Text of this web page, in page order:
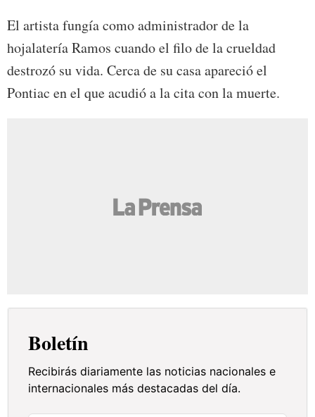
El artista fungía como administrador de la
hojalatería Ramos cuando el filo de la crueldad
destrozó su vida. Cerca de su casa apareció el
Pontiac en el que acudió a la cita con la muerte.
Boletín
Recibirás diariamente las noticias nacionales e
internacionales más destacadas del día.